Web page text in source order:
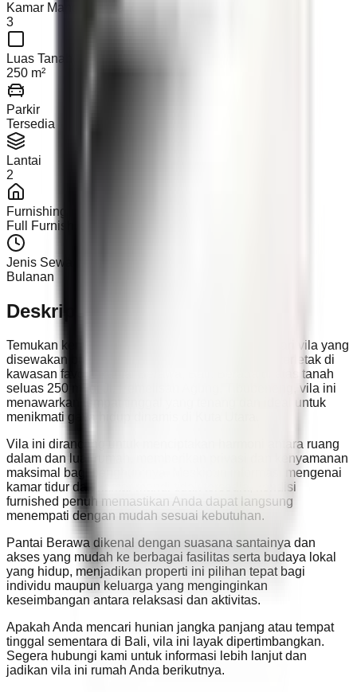
Kamar Mandi
3
Luas Tanah
250 m²
Parkir
Tersedia
Lantai
2
Furnishing
Full Furnished
Jenis Sewa
Bulanan
Deskripsi
Temukan kenyamanan dan suasana menawan dari vila yang
disewakan bulanan ini, lengkap dengan furnitur, terletak di
kawasan favorit Pantai Berawa, Bali. Berada di atas tanah
seluas 250 m² di Jl. Pemelisan Agung, Tibubeneng, vila ini
menawarkan tempat tinggal yang tenang dan ideal untuk
menikmati gaya hidup dinamis di Kuta Utara.
Vila ini dirancang untuk menciptakan harmoni antara ruang
dalam dan luar rumah, memberikan privasi dan kenyamanan
maksimal bagi penghuninya. Meskipun informasi mengenai
kamar tidur dan kamar mandi tidak tersedia, kondisi
furnished penuh memastikan Anda dapat langsung
menempati dengan mudah sesuai kebutuhan.
Pantai Berawa dikenal dengan suasana santainya dan
akses yang mudah ke berbagai fasilitas serta budaya lokal
yang hidup, menjadikan properti ini pilihan tepat bagi
individu maupun keluarga yang menginginkan
keseimbangan antara relaksasi dan aktivitas.
Apakah Anda mencari hunian jangka panjang atau tempat
tinggal sementara di Bali, vila ini layak dipertimbangkan.
Segera hubungi kami untuk informasi lebih lanjut dan
jadikan vila ini rumah Anda berikutnya.